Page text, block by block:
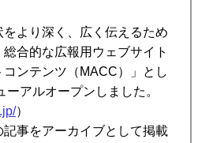
より深く、広く伝えるため
合的な広報用ウェブサイト
コンテンツ（MACC）」とし
アルオープンしました。
）
事をアーカイブとして掲載